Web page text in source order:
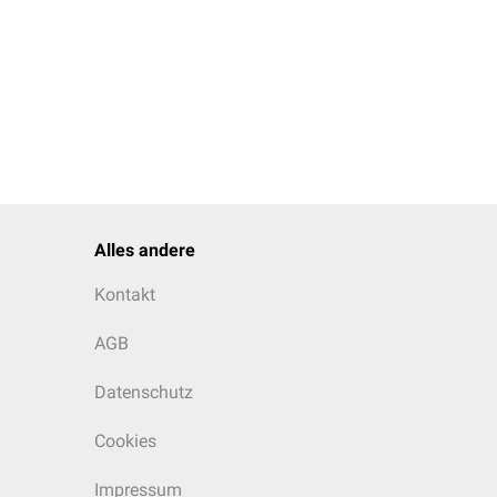
Alles andere
Kontakt
AGB
Datenschutz
Cookies
Impressum